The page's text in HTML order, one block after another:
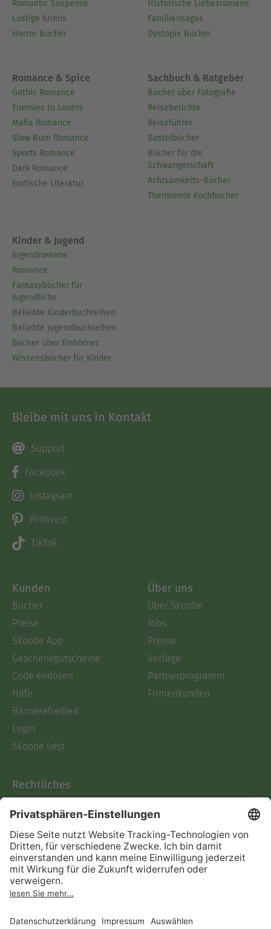
Romantic Suspense
Lustige Krimis
Horror Bücher
Historische Liebesromane
Familiensagas
Dystopie Bücher
Romance & Spice
Gothic Romance
Enemies to Lovers
Mafia Romance
Slow Burn Romance
Sports Romance
Dark Romance
Erotische Literatur
Sachbuch & Ratgeber
Bücher über Fotografie
Reiseberichte
Reiseführer
Bastelbücher
Bücher für die
Schwangerschaft
Achtsamkeits-Bücher
Thermomix Kochbücher
Kinder & Jugend
Jugendromane
Romance
Fantasybücher für
Jugendliche
Beliebte Kinderbuchreihen
Beliebte Jugendbuchreihen
Bücher über Einhörner
Wissensbücher für Kinder
Bleibe mit uns in Kontakt
Support
Facebook
Instagram
Pinterest
TikTok
Kunden
Bücher
Preise
Skoobe App
Geschenkgutscheine
Code einlösen
Hilfe
Barrierefreiheit
Login
Skoobe liest
Über uns
Über Skoobe
Jobs
Presse
Verlage
Partnerprogramm
Firmenkunden
Rechtliches
AGB
Informationen nach Data
Act
Verträge hier kündigen
Impressum